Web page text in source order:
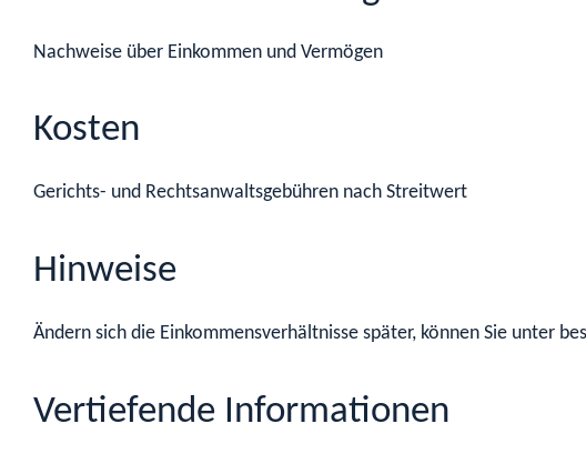
Nachweise über Einkommen und Vermögen
Kosten
Gerichts- und Rechtsanwaltsgebühren nach Streitwert
Hinweise
Ändern sich die Einkommensverhältnisse später, können Sie unter
Vertiefende Informationen